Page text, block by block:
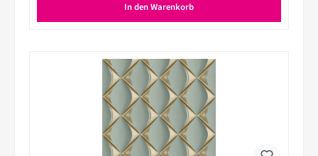
In den Warenkorb